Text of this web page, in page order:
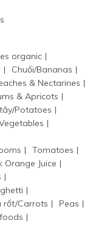
organic
Chuối/Bananas
& Nectarines
& Apricots
Potatoes
Tomatoes
Orange Juice
rốt/Carrots
Peas